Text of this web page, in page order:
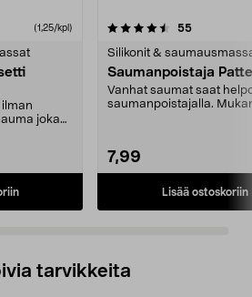
(1,25/kpl)
joka
55arvostelut
Silikonit &
Saumanpoistaja
Vanhat saumat saat
saumanpoistajalla.
7,99
Lisää ostoskoriin
4.5 viidestä
tarvikkeita